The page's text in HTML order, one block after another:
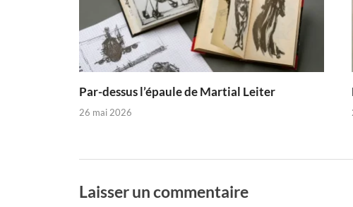
Par-dessus l’épaule de Martial Leiter
26 mai 2026
Laisser un commentaire